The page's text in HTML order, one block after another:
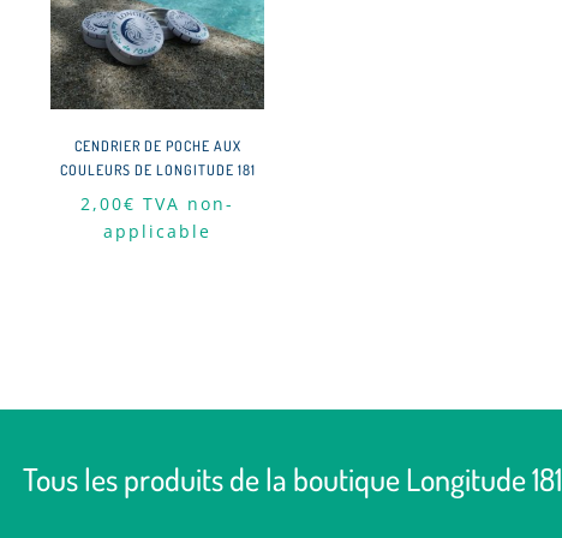
CENDRIER DE POCHE AUX
COULEURS DE LONGITUDE 181
2,00€ TVA non-
applicable
Tous les produits de la boutique Longitude 181